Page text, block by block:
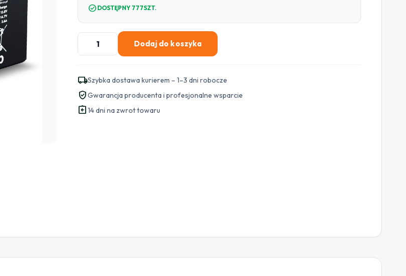
check_circle DOSTĘPNY 777SZT.
ilość
Akumulator
Voltage
12V
12Ah
VE12-
Dodaj do koszyka
local_shippingSzybka dostawa kurierem – 1–3 dni robocze
verified_userGwarancja producenta i profesjonalne wsparcie
assignment_return14 dni na zwrot towaru